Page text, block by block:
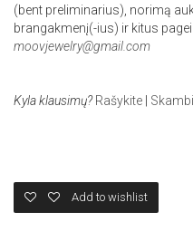
(bent preliminarius), norimą
brangakmenį(-ius) ir kitus
moovjewelry@gmail.com
Kyla klausimų? Rašykite
Add to wishlist